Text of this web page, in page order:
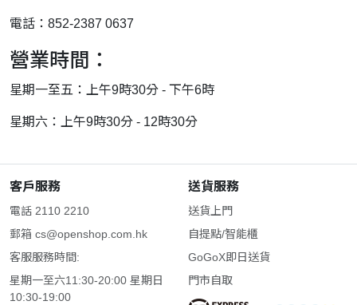
電話：852-2387 0637
營業時間：
星期一至五：上午9時30分 - 下午6時
星期六：上午9時30分 - 12時30分
客戶服務
電話 2110 2210
郵箱 cs@openshop.com.hk
客服服務時間:
星期一至六11:30-20:00 星期日
10:30-19:00
送貨服務
送貨上門
自提點/智能櫃
GoGoX即日送貨
門市自取